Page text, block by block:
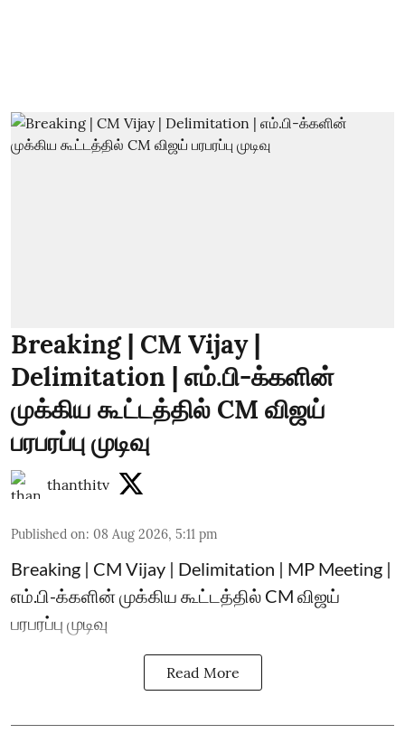
Breaking | CM Vijay |
Delimitation | எம்.பி-க்களின்
முக்கிய கூட்டத்தில் CM விஜய்
பரபரப்பு முடிவு
thanthitv
Published on: 08 Aug 2026, 5:11 pm
Breaking | CM Vijay | Delimitation | MP Meeting |
எம்.பி-க்களின் முக்கிய கூட்டத்தில் CM விஜய்
பரபரப்பு முடிவு
Read More